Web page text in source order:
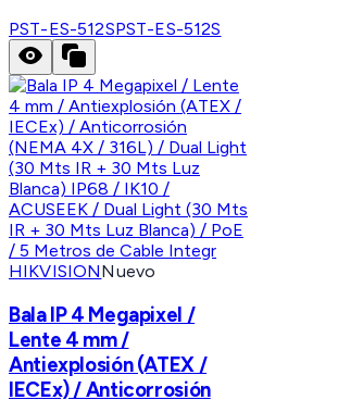
PST-ES-512SPST-ES-512S
HIKVISIONNuevo
Bala IP 4 Megapixel /
Lente 4 mm /
Antiexplosión (ATEX /
IECEx) / Anticorrosión